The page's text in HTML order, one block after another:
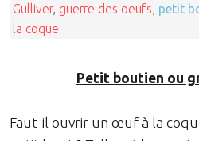
Gulliver, guerre des oeufs petit
la coque
Petit boutien ou
Faut-il ouvrir un œuf à la